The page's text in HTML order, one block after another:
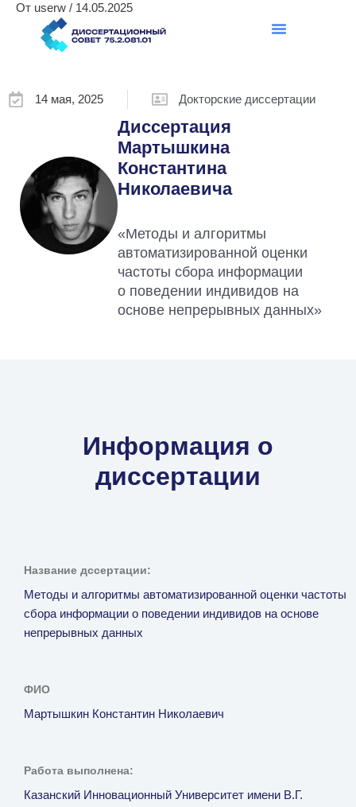
Перейти
содержимому
От userw / 14.05.2025
14 мая, 2025 Докторские диссертации
Диссертация
Мартышкина
Константина
Николаевича
«Методы и алгоритмы
автоматизированной оценки
частоты сбора информации
о поведении индивидов на
основе непрерывных данных»
Информация о
диссертации
Название дссертации:
Методы и алгоритмы автоматизированной оценки частоты
сбора информации о поведении индивидов на основе
непрерывных данных
ФИО
Мартышкин Константин Николаевич
Работа выполнена:
Казанский Инновационный Университет имени В.Г.
Навигация